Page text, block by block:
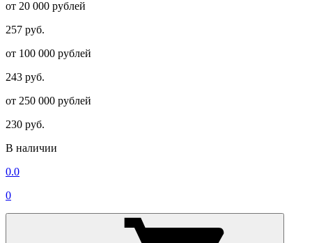
от 20 000 рублей
257 руб.
от 100 000 рублей
243 руб.
от 250 000 рублей
230 руб.
В наличии
0.0
0